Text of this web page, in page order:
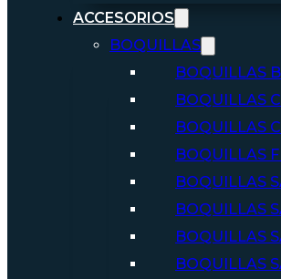
ACCESORIOS
BOQUILLAS
BOQUILLAS
BOQUILLAS
BOQUILLAS
BOQUILLAS
BOQUILLAS
BOQUILLAS
BOQUILLAS
BOQUILLAS